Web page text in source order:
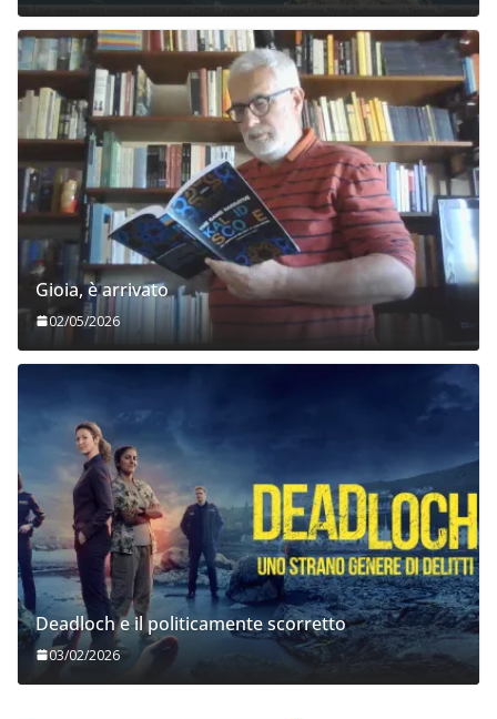
Gioia, è arrivato
02/05/2026
Deadloch e il politicamente scorretto
03/02/2026